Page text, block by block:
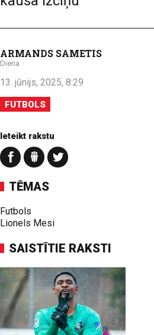
ARMANDS SAMETIS
Diena
13. jūnijs, 2025, 8:29
FUTBOLS
Ieteikt rakstu
TĒMAS
Futbols
Lionels Mesi
SAISTĪTIE RAKSTI